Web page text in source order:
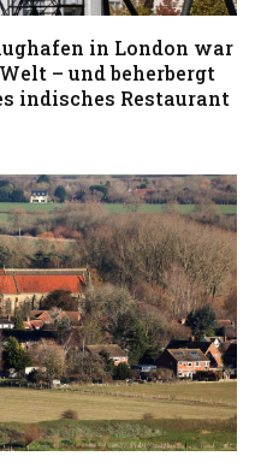
in London war
– und beherbergt
indisches Restaurant